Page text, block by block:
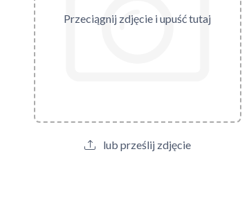
Przeciągnij zdjęcie i upuść tutaj
lub prześlij zdjęcie